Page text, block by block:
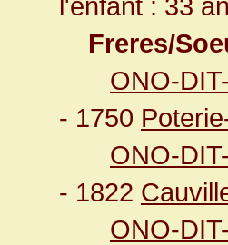
Freres/
ONO-
- 1750
ONO-
- 1822
ONO-